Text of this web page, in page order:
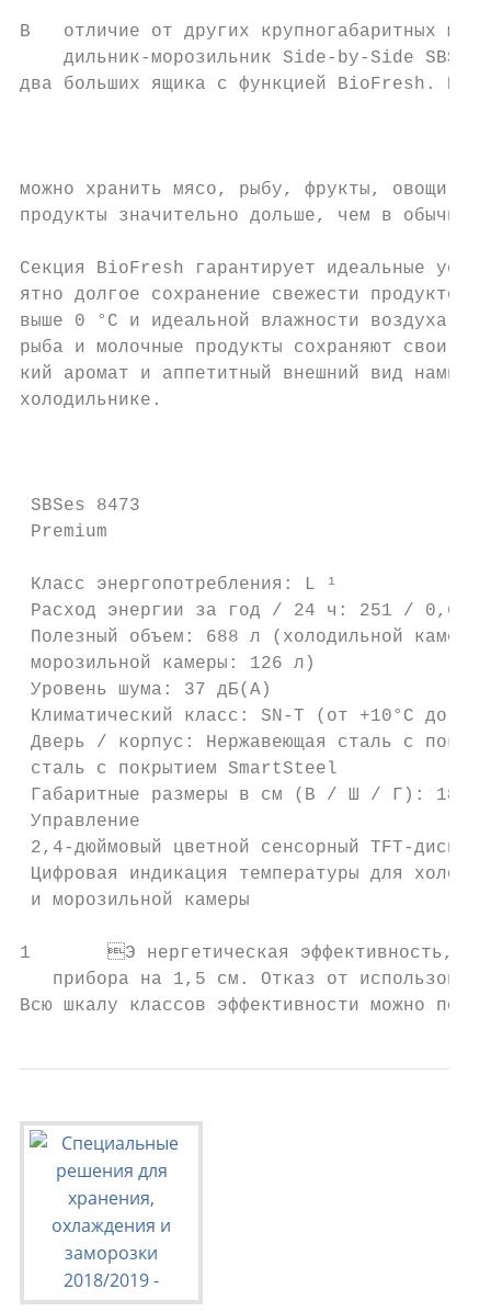
В   отличие от других крупногабаритных
дильник-морозильник Side-by-Side SBSes
два больших ящика с функцией BioFresh. В
можно хранить мясо, рыбу, фрукты,
продукты значительно дольше, чем в
Секция BioFresh гарантирует идеальные
ятно долгое сохранение свежести
выше 0 °С и идеальной влажности
рыба и молочные продукты сохраняют
кий аромат и аппетитный внешний вид
холодильнике.
SBSes 8473
Premium
Класс энергопотребления: L ¹
Расход энергии за год / 24 ч: 251 / 0,686
Полезный объем: 688 л (холодильной
морозильной камеры: 126 л)
Уровень шума: 37 дБ(А)
Климатический класс: SN-T (от +10°C до
Дверь / корпус: Нержавеющая сталь с
сталь с покрытием SmartSteel
Габаритные размеры в см (В / Ш / Г):
Управление
2,4-дюймовый цветной сенсорный TFT-
Цифровая индикация температуры для
и морозильной камеры
1	Э нергетическая эффективность, заявленная производителем, может быть достигнута в случае установки ограничителей на заднюю стенку прибора. Ограничители увеличивают глубину
прибора на 1,5 см. Отказ от
Всю шкалу классов эффективности